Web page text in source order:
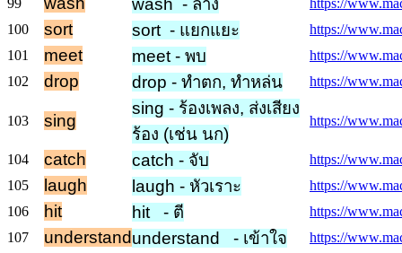
100
sort sort - แยกแยะ
https://
101
meet meet - พบ
https://
102
drop drop - ทำตก, ทำหล่น https://
103 sing
sing - ร้องเพลง, ส่งเสียง
ร้อง (เช่น นก)
https://
104 catch catch - จับ
https://
105
laugh laugh - หัวเราะ
https://
106
hit hit - ตี
https://
107
understandunderstand - เข้าใจ https://